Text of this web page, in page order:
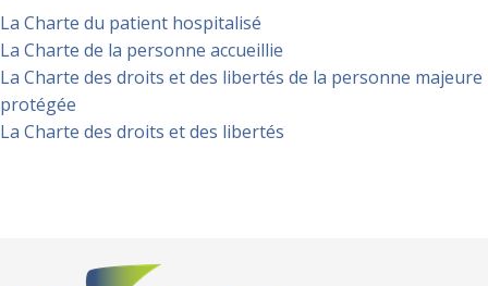
La Charte du patient hospitalisé
La Charte de la personne accueillie
La Charte des droits et des libertés de la personne majeure
protégée
La Charte des droits et des libertés